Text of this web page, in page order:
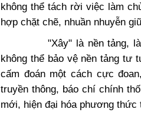
không thể tách rời việc làm
hợp chặt chẽ, nhuần nhuyễn
"Xây" là nền tảng, là
không thể bảo vệ nền tảng tư
cấm đoán một cách cực
truyền thông, báo chí chính
mới, hiện đại hóa phương thức